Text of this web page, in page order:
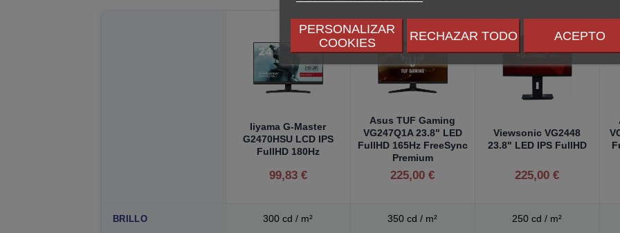
PERSONALIZAR
COOKIES
RECHAZAR TODO ACEPTO
Iiyama G-Master
G2470HSU LCD IPS
FullHD 180Hz
99,83 €
Asus TUF Gaming
VG247Q1A 23.8" LED
FullHD 165Hz FreeSync
Premium
225,00 €
Viewsonic VG2448
23.8" LED IPS FullHD
225,00 €
BRILLO 300 cd / m² 350 cd / m² 250 cd / m²